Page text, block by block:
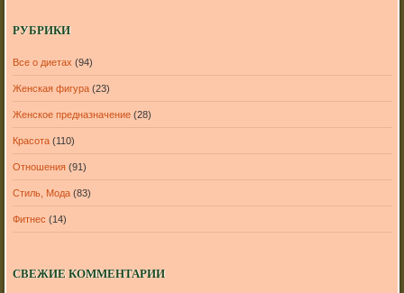
РУБРИКИ
Все о диетах (94)
Женская фигура(23)
Женское предназначение(28)
Красота(110)
Отношения(91)
Стиль, Мода(83)
Фитнес (14)
СВЕЖИЕ КОММЕНТАРИИ